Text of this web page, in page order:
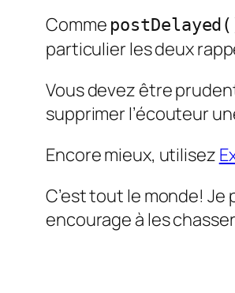
Comme
particulier les deux
Vous devez être
supprimer l’écouteur
Encore mieux, utilisez
C’est tout le monde!
encourage à les